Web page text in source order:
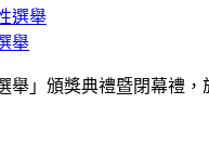
舉
舉」頒獎典禮暨閉幕禮